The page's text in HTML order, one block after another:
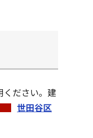
ください。建
世田谷区